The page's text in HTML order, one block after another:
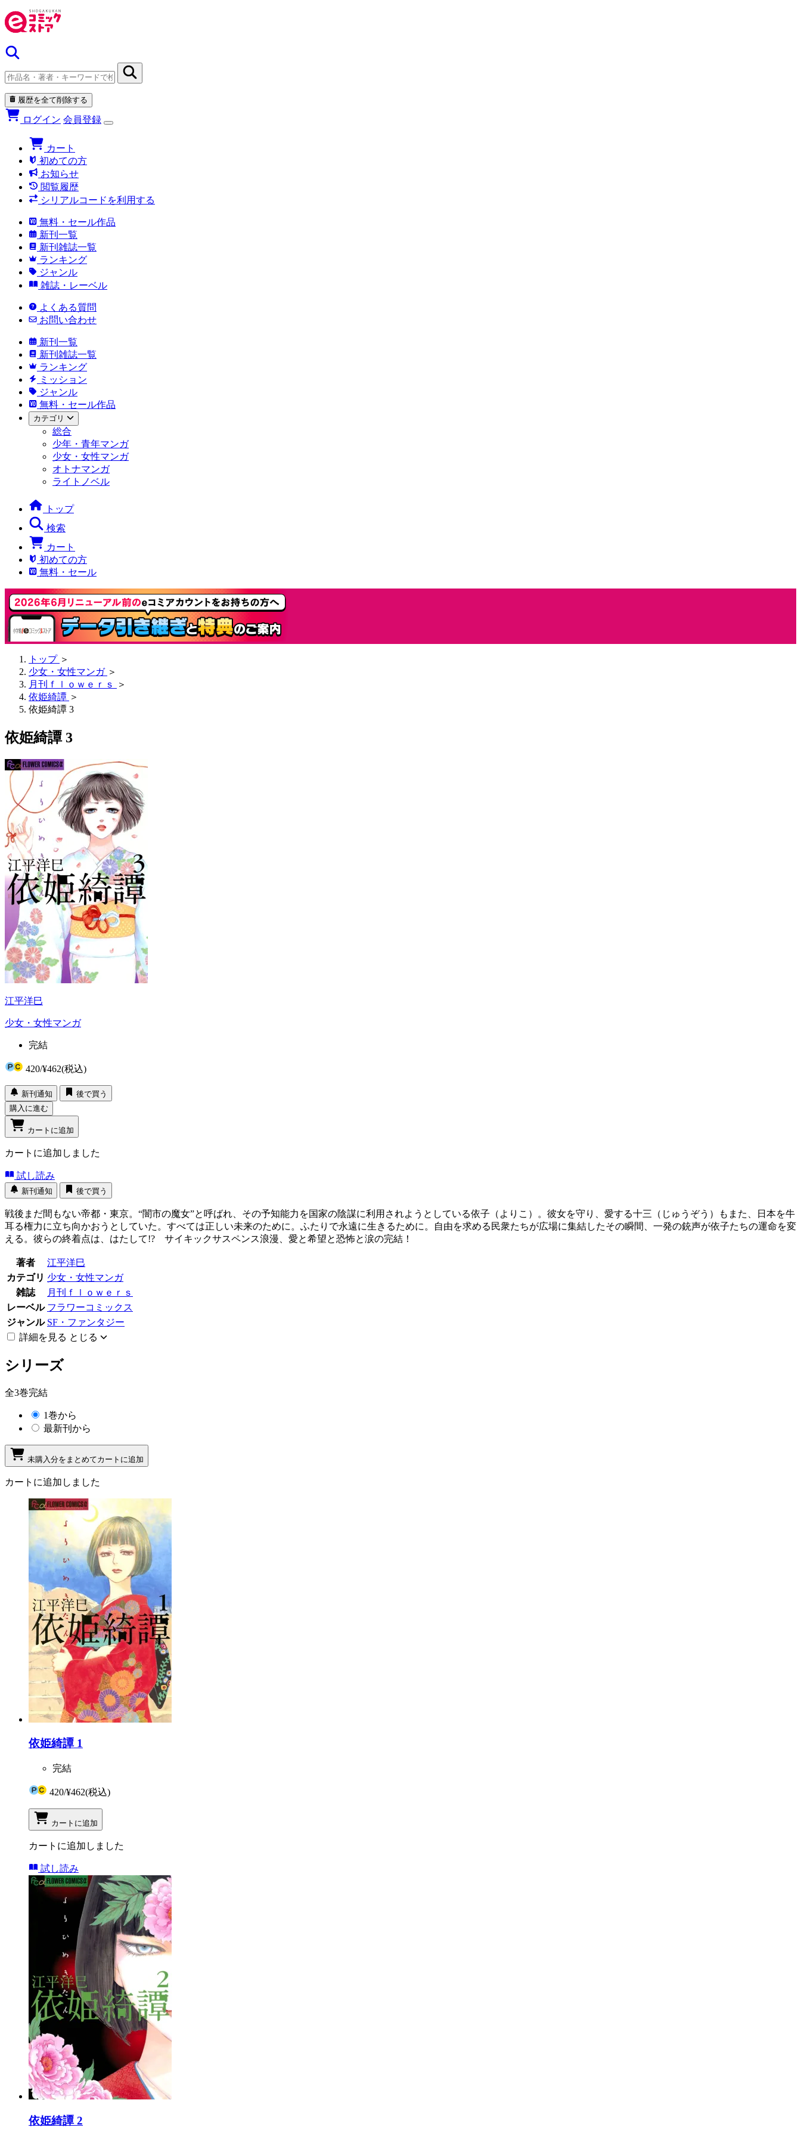
履歴を全て削除する
ログイン 会員登録
カート
初めての方
お知らせ
閲覧履歴
シリアルコードを利用する
無料・セール作品
新刊一覧
新刊雑誌一覧
ランキング
ジャンル
雑誌・レーベル
よくある質問
お問い合わせ
新刊一覧
新刊雑誌一覧
ランキング
ミッション
ジャンル
無料・セール作品
カテゴリ
総合
少年・青年マンガ
少女・女性マンガ
オトナマンガ
ライトノベル
トップ
検索
カート
初めての方
無料・セール
トップ ＞
少女・女性マンガ ＞
月刊ｆｌｏｗｅｒｓ
＞
依姫綺譚 ＞
依姫綺譚 3
依姫綺譚 3
江平洋巳
少女・女性マンガ
完結
420/¥462(税込)
新刊通知
後で買う
購入に進む
カートに追加
カートに追加しました
試し読み
新刊通知 後で買う
戦後まだ間もない帝都・東京。“闇市の魔女”と呼ばれ、その予知能力を国家の陰謀に利用されようとしている依子（よりこ）。彼女を守り、愛する十三（じゅうぞう）もまた、日本を牛
耳る権力に立ち向かおうとしていた。すべては正しい未来のために。ふたりで永遠に生きるために。自由を求める民衆たちが広場に集結したその瞬間、一発の銃声が依子たちの運命を変
える。彼らの終着点は、はたして!? サイキックサスペンス浪漫、愛と希望と恐怖と涙の完結！
著者
江平洋巳
カテゴリ 少女・女性マンガ
雑誌
月刊ｆｌｏｗｅｒｓ
レーベル フラワーコミックス
ジャンル SF・ファンタジー
詳細を見る とじる
シリーズ
全3巻完結
1巻から
最新刊から
未購入分をまとめてカートに追加
カートに追加しました
依姫綺譚 1
完結
420/¥462(税込)
カートに追加
カートに追加しました
試し読み
依姫綺譚 2